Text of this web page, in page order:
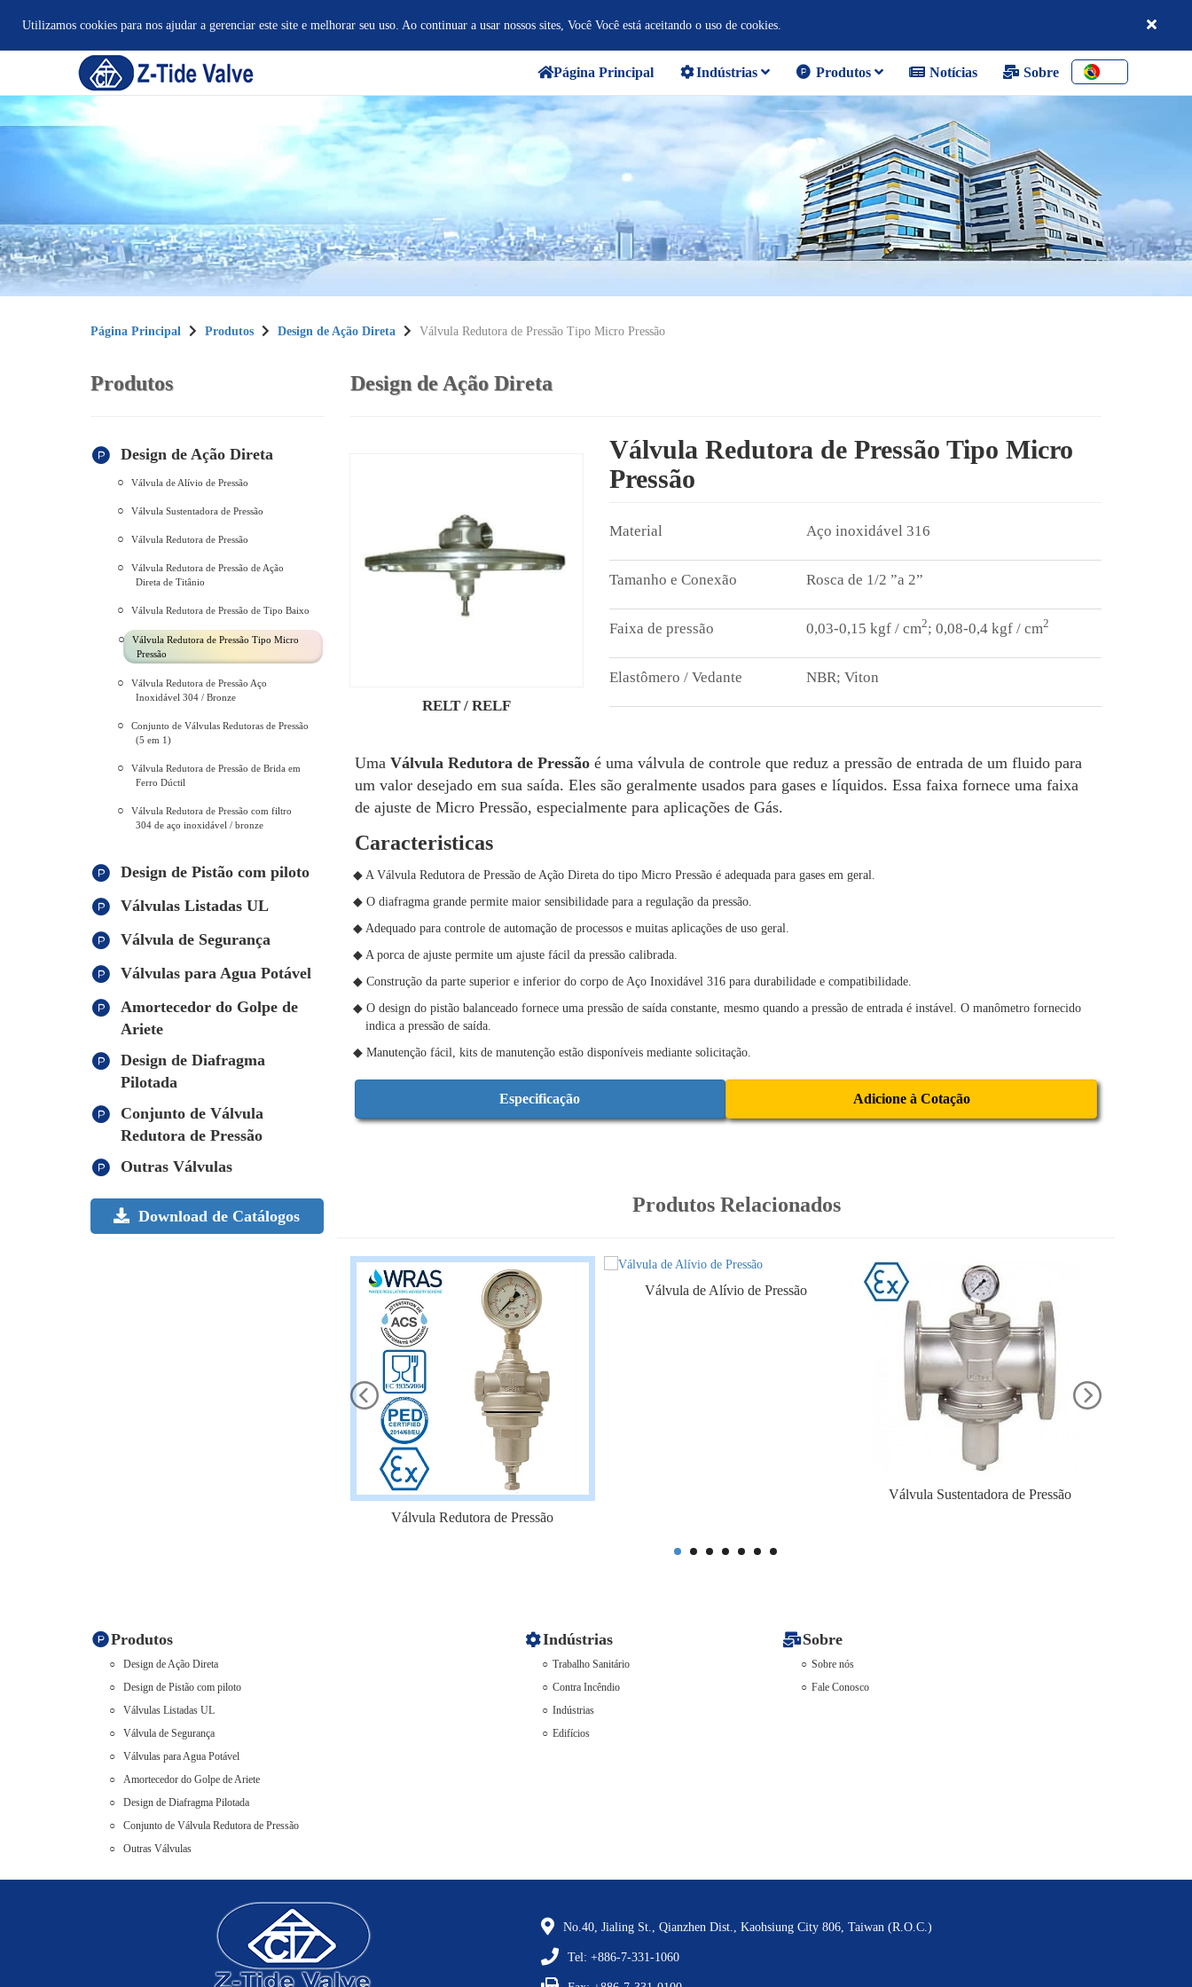
Utilizamos cookies para nos ajudar a gerenciar este site e melhorar seu uso. Ao continuar a usar nossos sites, Você Você está aceitando o uso de cookies.
Página Principal Indústrias Produtos Notícias Sobre
Página Principal Produtos Design de Ação Direta Válvula Redutora de Pressão Tipo Micro Pressão
Produtos
Design de Ação Direta
Válvula de Alívio de Pressão
Válvula Sustentadora de Pressão
Válvula Redutora de Pressão
Válvula Redutora de Pressão de Ação
Direta de Titânio
Válvula Redutora de Pressão de Tipo Baixo
Válvula Redutora de Pressão Tipo Micro
Pressão
Válvula Redutora de Pressão Aço
Inoxidável 304 / Bronze
Conjunto de Válvulas Redutoras de Pressão
(5 em 1)
Válvula Redutora de Pressão de Brida em
Ferro Dúctil
Válvula Redutora de Pressão com filtro
304 de aço inoxidável / bronze
Design de Pistão com piloto
Válvulas Listadas UL
Válvula de Segurança
Válvulas para Agua Potável
Amortecedor do Golpe de
Ariete
Design de Diafragma
Pilotada
Conjunto de Válvula
Redutora de Pressão
Outras Válvulas
Download de Catálogos
Design de Ação Direta
RELT / RELF
Válvula Redutora de Pressão Tipo Micro
Pressão
Aço inoxidável 316
Rosca de 1/2 ”a 2”
0,03-0,15 kgf / cm2; 0,08-0,4 kgf / cm2
NBR; Viton
Uma Válvula Redutora de Pressãoé uma válvula de controle que reduz a pressão de entrada de um fluido para
um valor desejado em sua saída. Eles são geralmente usados para gases e líquidos. Essa faixa fornece uma faixa
de ajuste de Micro Pressão, especialmente para aplicações de Gás.
Caracteristicas
◆ A Válvula Redutora de Pressão de Ação Direta do tipo Micro Pressão é adequada para gases em geral.
◆ O diafragma grande permite maior sensibilidade para a regulação da pressão.
◆ Adequado para controle de automação de processos e muitas aplicações de uso geral.
◆ A porca de ajuste permite um ajuste fácil da pressão calibrada.
◆ Construção da parte superior e inferior do corpo de Aço Inoxidável 316 para durabilidade e compatibilidade.
◆ O design do pistão balanceado fornece uma pressão de saída constante, mesmo quando a pressão de entrada é instável. O manômetro fornecido
indica a pressão de saída.
◆ Manutenção fácil, kits de manutenção estão disponíveis mediante solicitação.
Especificação Adicione à Cotação
Produtos Relacionados
Válvula Redutora de Pressão
Válvula de Alívio de Pressão
Válvula Sustentadora de Pressão
Produtos
Design de Ação Direta
Design de Pistão com piloto
Válvulas Listadas UL
Válvula de Segurança
Válvulas para Agua Potável
Amortecedor do Golpe de Ariete
Design de Diafragma Pilotada
Conjunto de Válvula Redutora de Pressão
Outras Válvulas
Indústrias
Trabalho Sanitário
Contra Incêndio
Indústrias
Edifícios
Sobre
Sobre nós
Fale Conosco
No.40, Jialing St., Qianzhen Dist., Kaohsiung City 806, Taiwan (R.O.C.)
Tel: +886-7-331-1060